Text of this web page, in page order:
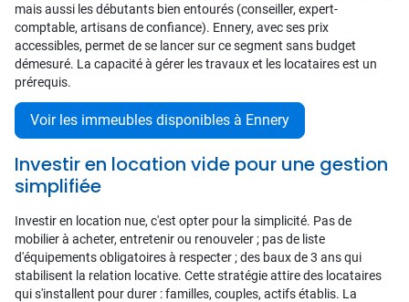
mais aussi les débutants bien entourés (conseiller, expert-
comptable, artisans de confiance). Ennery, avec ses prix
accessibles, permet de se lancer sur ce segment sans budget
démesuré. La capacité à gérer les travaux et les locataires est un
prérequis.
Voir les immeubles disponibles à Ennery
Investir en location vide pour une gestion
simplifiée
Investir en location nue, c'est opter pour la simplicité. Pas de
mobilier à acheter, entretenir ou renouveler ; pas de liste
d'équipements obligatoires à respecter ; des baux de 3 ans qui
stabilisent la relation locative. Cette stratégie attire des locataires
qui s'installent pour durer : familles, couples, actifs établis. La